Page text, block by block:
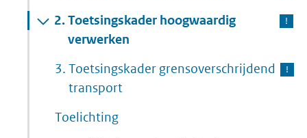
2.Toetsingskader hoogwaardig
verwerken
3. Toetsingskader grensoverschrijdend
transport
Toelichting